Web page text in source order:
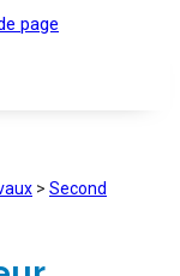
page
> Second